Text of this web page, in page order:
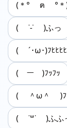
(＊° ฅ °＊)
( ˙-˙ )ふっ
( ´･ω･)ﾌﾋﾋﾋﾋ
(￣ー￣)ﾌｯﾌｯ
( ＾ω＾ )ﾌﾌ
( ˙꒳˙ )ふふ